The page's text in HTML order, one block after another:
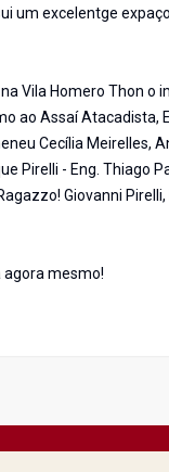
um excelentge
Vila Homero Thon o
ao Assaí Atacadista,
Cecília Meirelles,
Pirelli - Eng. Thiago
Giovanni Pirelli,
agora mesmo!